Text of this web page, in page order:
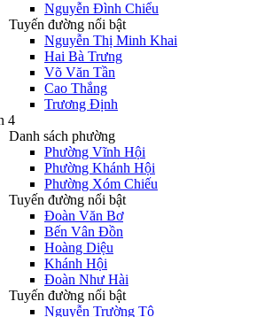
Nguyễn Đình Chiểu
Tuyến đường nổi bật
Nguyễn Thị Minh Khai
Hai Bà Trưng
Võ Văn Tần
Cao Thắng
Trương Định
4
Danh sách phường
Phường Vĩnh Hội
Phường Khánh Hội
Phường Xóm Chiếu
Tuyến đường nổi bật
Đoàn Văn Bơ
Bến Vân Đồn
Hoàng Diệu
Khánh Hội
Đoàn Như Hài
Tuyến đường nổi bật
Nguyễn Trường Tộ